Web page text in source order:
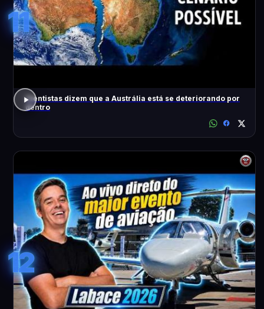
11
Cientistas dizem que a Austrália está se deteriorando por
dentro
12